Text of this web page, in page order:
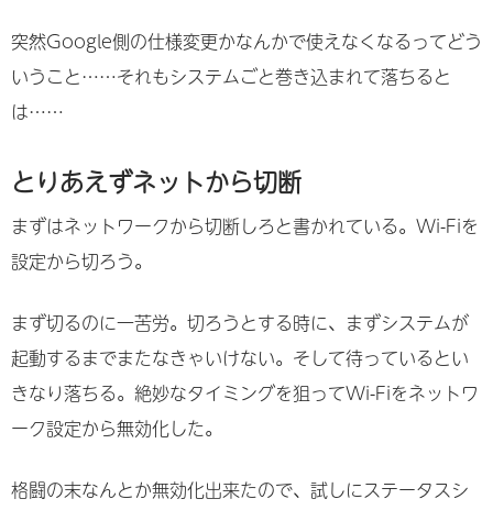
突然Google側の仕様変更かなんかで使えなくなるってどう
いうこと……それもシステムごと巻き込まれて落ちると
は……
とりあえずネットから切断
まずはネットワークから切断しろと書かれている。Wi-Fiを
設定から切ろう。
まず切るのに一苦労。切ろうとする時に、まずシステムが
起動するまでまたなきゃいけない。そして待っているとい
きなり落ちる。絶妙なタイミングを狙ってWi-Fiをネットワ
ーク設定から無効化した。
格闘の末なんとか無効化出来たので、試しにステータスシ